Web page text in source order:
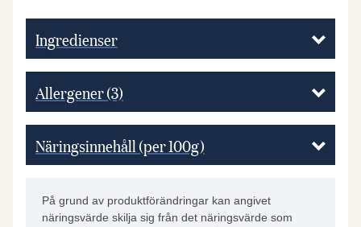
Ingredienser
Allergener(3)
Näringsinnehåll (per 100g)
På grund av produktförändringar kan angivet
näringsvärde skilja sig från det näringsvärde som